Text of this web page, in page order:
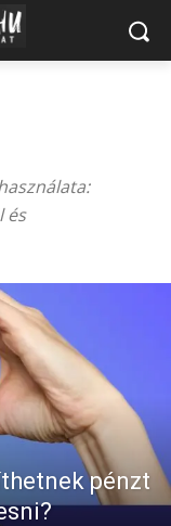
és
pénzt